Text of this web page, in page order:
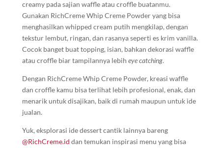
creamy pada sajian waffle atau croffle buatanmu.
Gunakan RichCreme Whip Creme Powder yang bisa
menghasilkan whipped cream putih mengkilap, dengan
tekstur lembut, ringan, dan rasanya seperti es krim vanilla.
Cocok banget buat topping, isian, bahkan dekorasi waffle
atau croffle biar tampilannya lebih eye catching.
Dengan RichCreme Whip Creme Powder, kreasi waffle
dan croffle kamu bisa terlihat lebih profesional, enak, dan
menarik untuk disajikan, baik di rumah maupun untuk ide
jualan.
Yuk, eksplorasi ide dessert cantik lainnya bareng
@RichCreme.id dan temukan inspirasi menu yang bisa